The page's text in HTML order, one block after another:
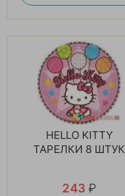
HELLO KITTY
ТАРЕЛКИ 8 ШТУК
243 ₽